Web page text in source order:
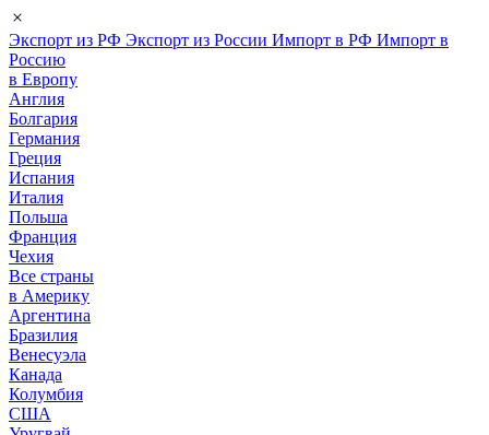
Экспорт из РФ Экспорт из России Импорт в РФ Импорт в
Россию
в Европу
Англия
Болгария
Германия
Греция
Испания
Италия
Польша
Франция
Чехия
Все страны
в Америку
Аргентина
Бразилия
Венесуэла
Канада
Колумбия
США